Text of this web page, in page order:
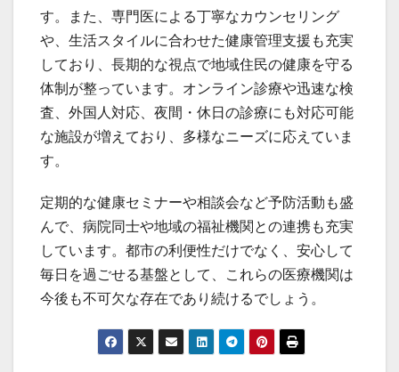
す。また、専門医による丁寧なカウンセリング
や、生活スタイルに合わせた健康管理支援も充実
しており、長期的な視点で地域住民の健康を守る
体制が整っています。オンライン診療や迅速な検
査、外国人対応、夜間・休日の診療にも対応可能
な施設が増えており、多様なニーズに応えていま
す。
定期的な健康セミナーや相談会など予防活動も盛
んで、病院同士や地域の福祉機関との連携も充実
しています。都市の利便性だけでなく、安心して
毎日を過ごせる基盤として、これらの医療機関は
今後も不可欠な存在であり続けるでしょう。